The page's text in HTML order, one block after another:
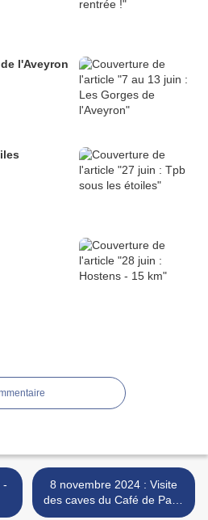
l'Aveyron
8 novembre 2024 : Visite
des caves du Café de Paris
>